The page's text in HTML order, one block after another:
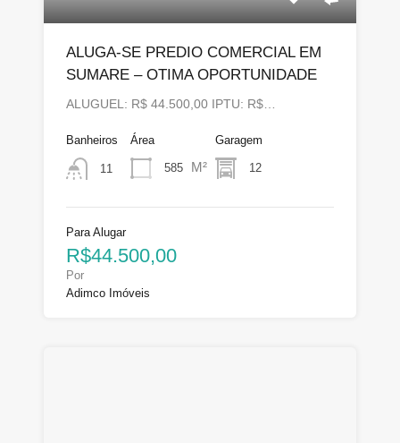
ALUGA-SE PREDIO COMERCIAL EM
SUMARE – OTIMA OPORTUNIDADE
ALUGUEL: R$ 44.500,00 IPTU: R$…
Banheiros
11
Área
585 M²
Garagem
12
Para Alugar
R$44.500,00
Por
Adimco Imóveis